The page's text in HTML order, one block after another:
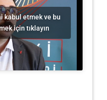
kabul etmek ve bu
için tıklayın